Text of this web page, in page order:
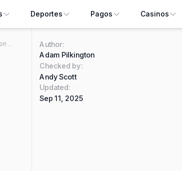
Deportes Pagos Casinos
Crawford desafía a Canelo con confianza total antes de su pelea en Las Vegas Author:
Adam Pilkington
Checked by:
Andy Scott
Updated:
Sep 11, 2025